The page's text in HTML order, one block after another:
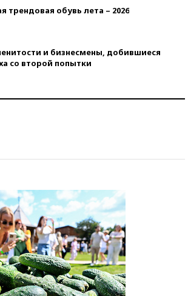
трендовая обувь лета – 2026
и бизнесмены, добившиеся
со второй попытки